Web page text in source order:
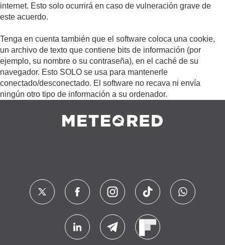
internet. Esto solo ocurrirá en caso de vulneración grave de
este acuerdo.
Tenga en cuenta también que el software coloca una cookie,
un archivo de texto que contiene bits de información (por
ejemplo, su nombre o su contraseña), en el caché de su
navegador. Esto SOLO se usa para mantenerle
conectado/desconectado. El software no recava ni envía
ningún otro tipo de información a su ordenador.